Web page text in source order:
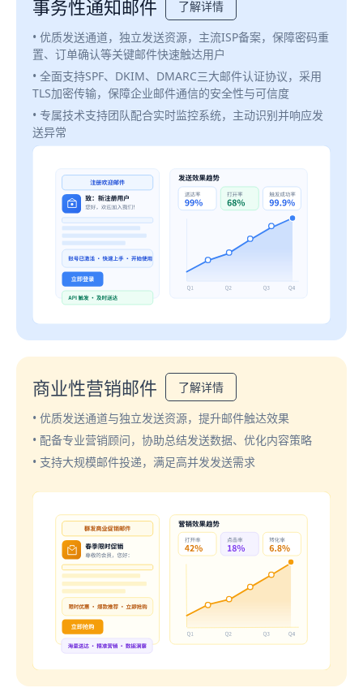
事务性通知邮件
了解详情
• 优质发送通道，独立发送资源，主流ISP备案，保障密码重
置、订单确认等关键邮件快速触达用户
• 全面支持SPF、DKIM、DMARC三大邮件认证协议，采用
TLS加密传输，保障企业邮件通信的安全性与可信度
• 专属技术支持团队配合实时监控系统，主动识别并响应发
送异常
商业性营销邮件
了解详情
• 优质发送通道与独立发送资源，提升邮件触达效果
• 配备专业营销顾问，协助总结发送数据、优化内容策略
• 支持大规模邮件投递，满足高并发发送需求